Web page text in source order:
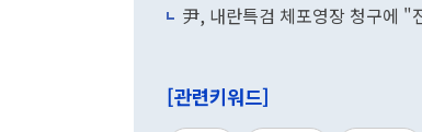
尹, 내란특검 체포영장 청구에
[관련키워드]